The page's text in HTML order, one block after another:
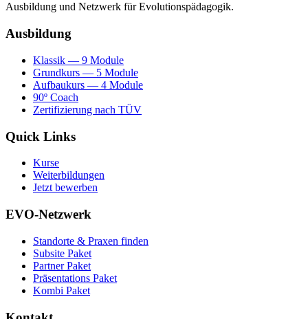
Ausbildung und Netzwerk für Evolutionspädagogik.
Ausbildung
Klassik — 9 Module
Grundkurs — 5 Module
Aufbaukurs — 4 Module
90º Coach
Zertifizierung nach TÜV
Quick Links
Kurse
Weiterbildungen
Jetzt bewerben
EVO-Netzwerk
Standorte & Praxen finden
Subsite Paket
Partner Paket
Präsentations Paket
Kombi Paket